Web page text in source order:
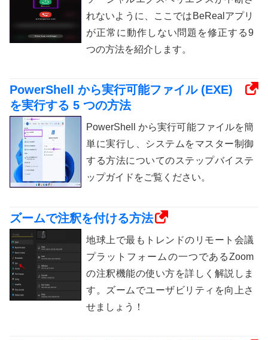
れないように、ここではBeRealアプリ
が正常に動作しない問題を修正する9
つの方法を紹介します。
PowerShell から実行可能ファイル (EXE)
を実行する 5 つの方法
PowerShell から実行可能ファイルを簡
単に実行し、システムをマスター制御
する方法についてのステップバイステ
ップガイドをご覧ください。
ズームで注釈を付ける方法
地球上で最もトレンドのリモート会議
プラットフォームの一つであるZoom
の注釈機能の使い方を詳しく解説しま
す。ズームでユーザビリティを向上さ
せましょう！